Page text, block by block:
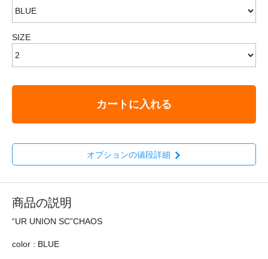
SIZE
カートに入れる
オプションの値段詳細
商品の説明
“UR UNION SC”CHAOS
color : BLUE